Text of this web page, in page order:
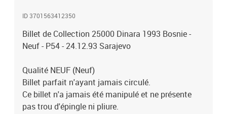
ID 3701563412350
Billet de Collection 25000 Dinara 1993 Bosnie -
Neuf - P54 - 24.12.93 Sarajevo
Qualité NEUF (Neuf)
Billet parfait n'ayant jamais circulé.
Ce billet n'a jamais été manipulé et ne présente
pas trou d'épingle ni pliure.